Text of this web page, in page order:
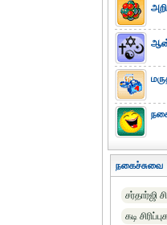
நகைச்சுவை
சர்தார்ஜி
கடி